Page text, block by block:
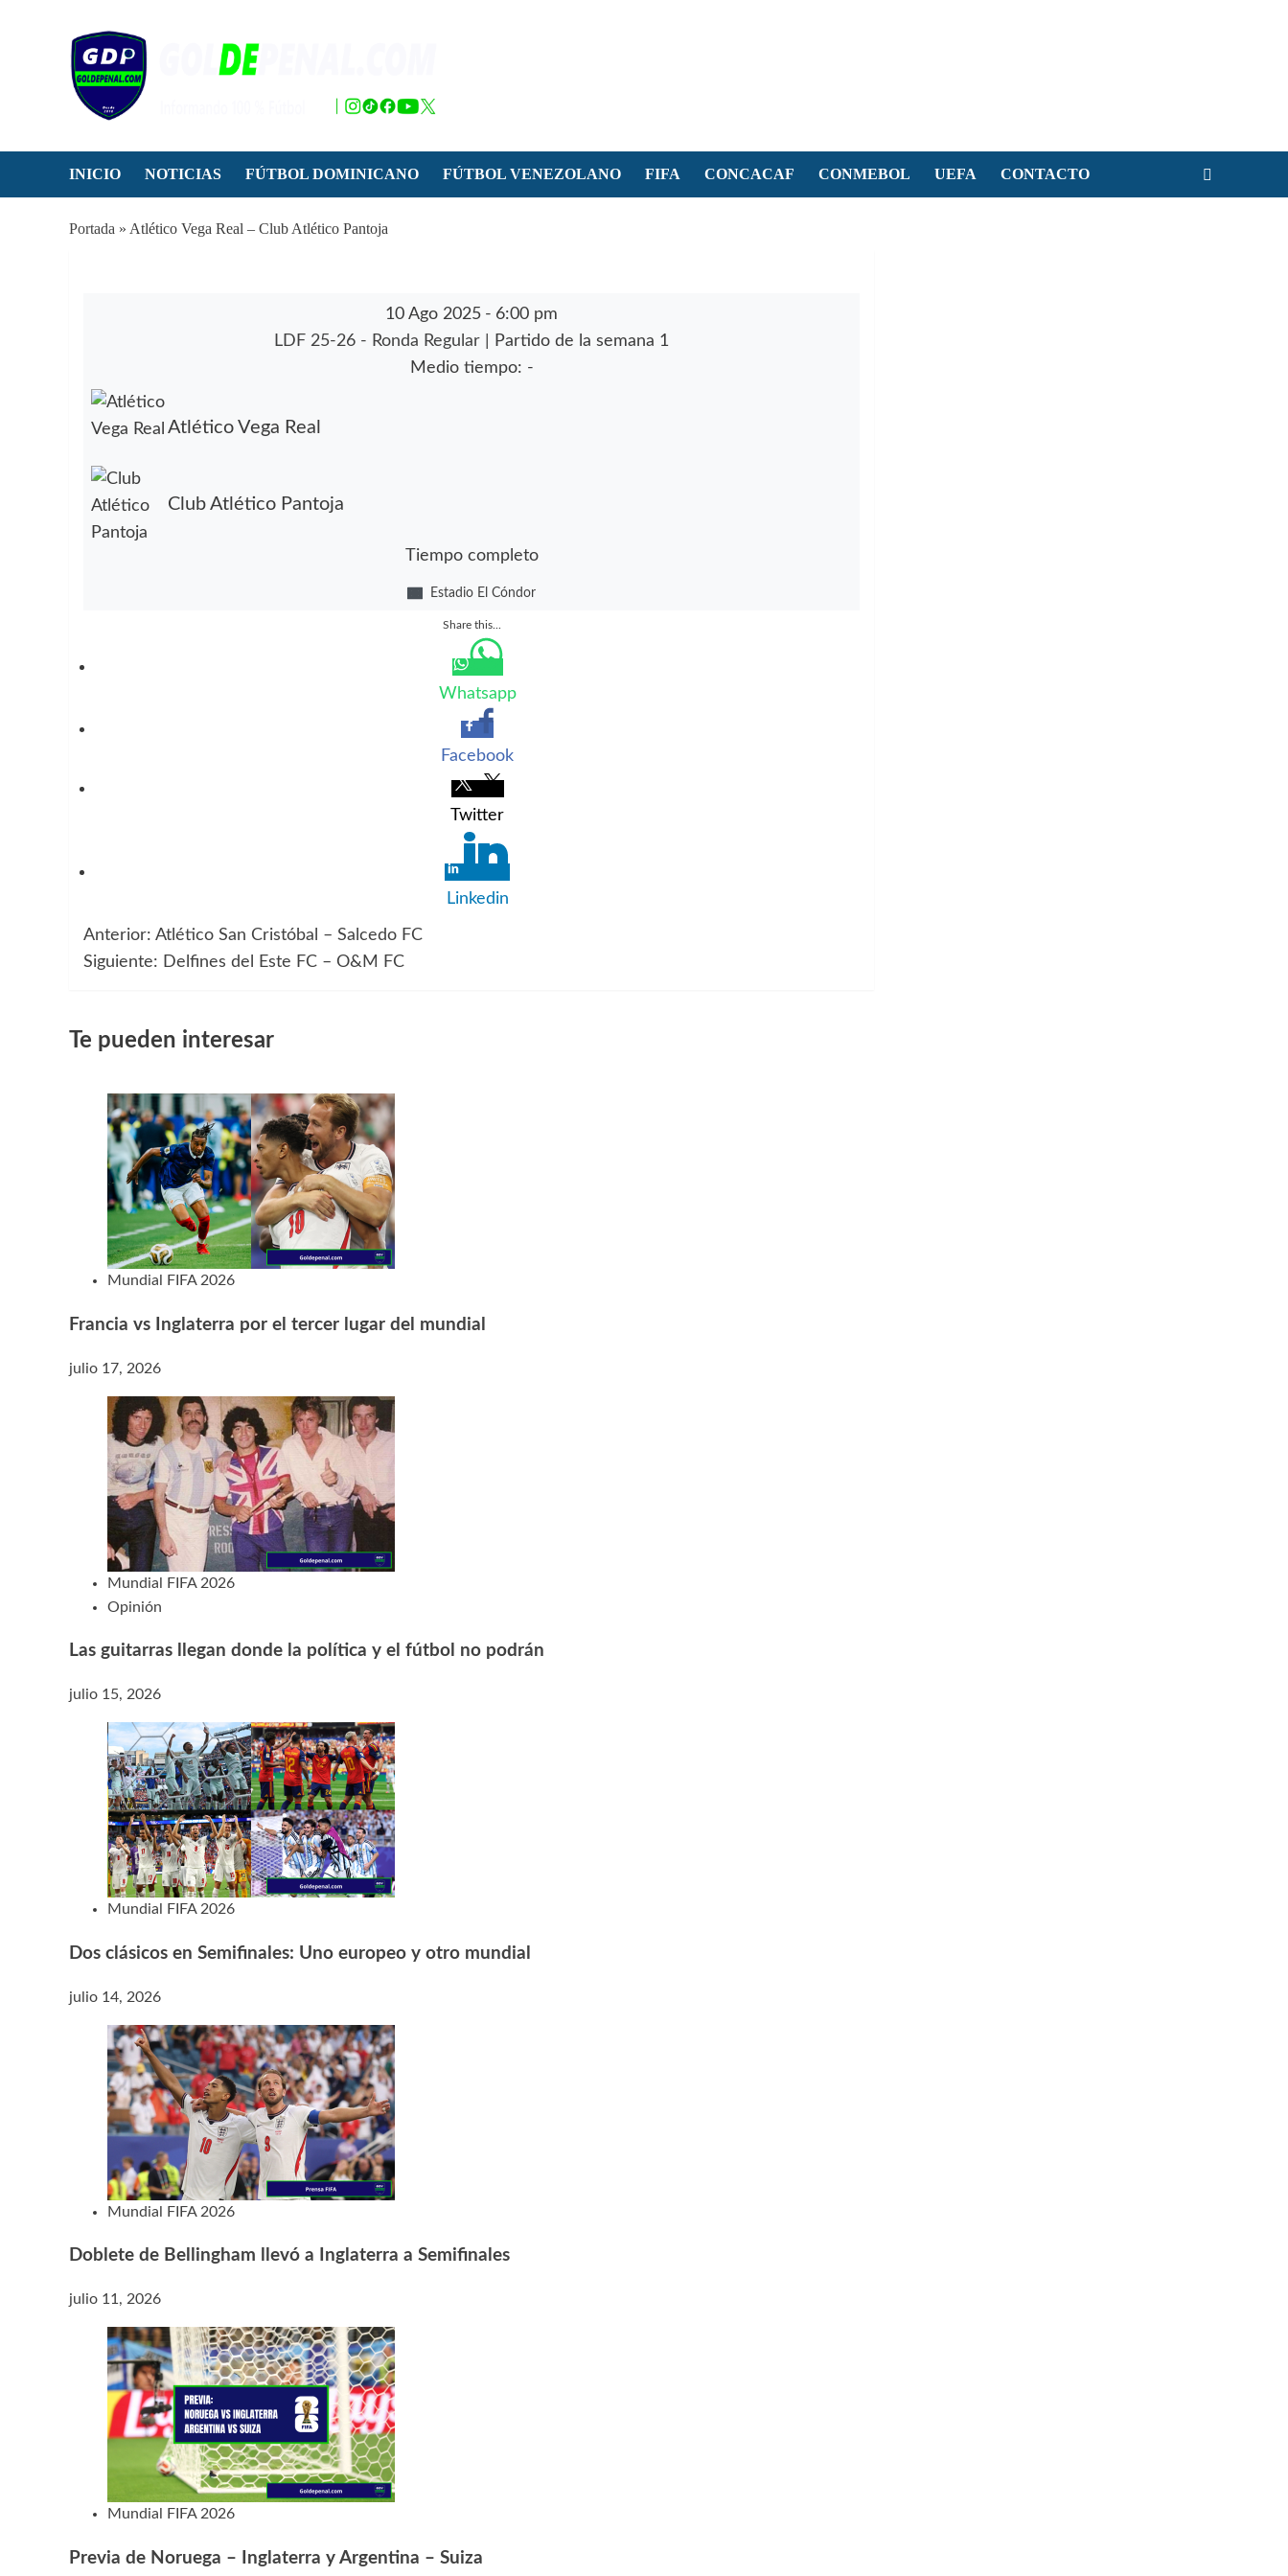
INICIO NOTICIAS FÚTBOL DOMINICANO FÚTBOL VENEZOLANO FIFA CONCACAF CONMEBOL UEFA CONTACTO
Portada » Atlético Vega Real – Club Atlético Pantoja
10 Ago 2025 - 6:00 pm
LDF 25-26 - Ronda Regular
| Partido de la semana 1
Medio tiempo: -
Atlético Vega Real
Club Atlético Pantoja
Tiempo completo
Estadio El Cóndor
Share this...
Whatsapp
Facebook
Twitter
Linkedin
Navegación
entradas
Anterior: Atlético San Cristóbal – Salcedo FC
Siguiente: Delfines del Este FC – O&M FC
Te pueden interesar
Mundial FIFA 2026
Francia vs Inglaterra por el tercer lugar del mundial
julio 17, 2026
Mundial FIFA 2026
Opinión
Las guitarras llegan donde la política y el fútbol no podrán
julio 15, 2026
Mundial FIFA 2026
Dos clásicos en Semifinales: Uno europeo y otro mundial
julio 14, 2026
Mundial FIFA 2026
Doblete de Bellingham llevó a Inglaterra a Semifinales
julio 11, 2026
Mundial FIFA 2026
Previa de Noruega – Inglaterra y Argentina – Suiza